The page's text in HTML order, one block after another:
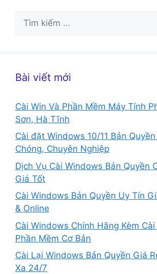
Tìm
kiếm
Bài viết mới
Cài Win Và Phần Mềm Máy Tính
Sơn, Hà Tĩnh
Cài đặt Windows 10/11 Bản
Chóng, Chuyên Nghiệp
Dịch Vụ Cài Windows Bản Quyền
Giá Tốt
Cài Windows Bản Quyền Uy Tín
& Online
Cài Windows Chính Hãng Kèm Cài
Phần Mềm Cơ Bản
Cài Lại Windows Bản Quyền Giá
Xa 24/7